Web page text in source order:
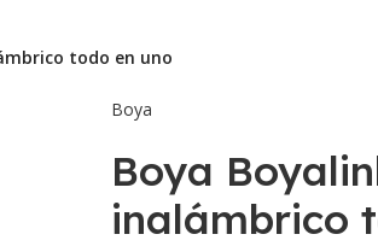
todo en uno
Boya
Boya
inalámbrico